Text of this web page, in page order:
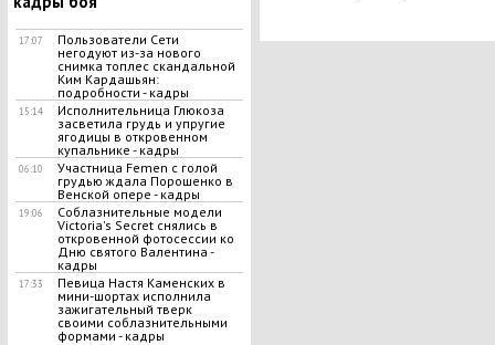
17:07
Пользователи Сети
негодуют из-за нового
снимка топлес скандальной
Ким Кардашьян:
подробности - кадры
15:14
Исполнительница Глюкоза
засветила грудь и упругие
ягодицы в откровенном
купальнике - кадры
06:10
​Участница Femen с голой
грудью ждала Порошенко в
Венской опере - кадры
19:06
Соблазнительные модели
Victoria's Secret снялись в
откровенной фотосессии ко
Дню святого Валентина -
кадры
17:33
Певица Настя Каменских в
мини-шортах исполнила
зажигательный тверк
своими соблазнительными
формами - кадры